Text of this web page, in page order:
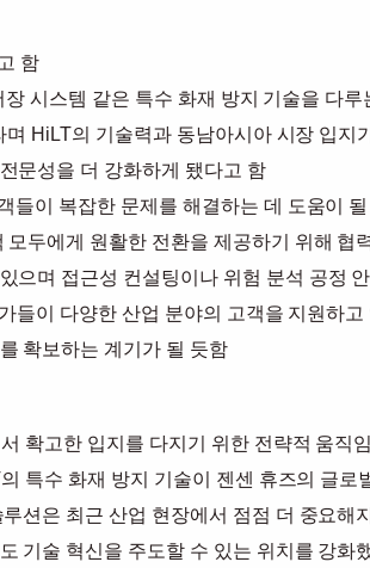
함
시스템 같은 특수 화재 방지 기술을 다루
HiLT의 기술력과 동남아시아 시장 입지
문성을 더 강화하게 됐다고 함
들이 복잡한 문제를 해결하는 데 도움이
두에게 원활한 전환을 제공하기 위해 협
으며 접근성 컨설팅이나 위험 분석 공정
들이 다양한 산업 분야의 고객을 지원하고
확보하는 계기가 될 듯함
확고한 입지를 다지기 위한 전략적 움직
특수 화재 방지 기술이 젠센 휴즈의 글
션은 최근 산업 현장에서 점점 더 중요해
기술 혁신을 주도할 수 있는 위치를 강화